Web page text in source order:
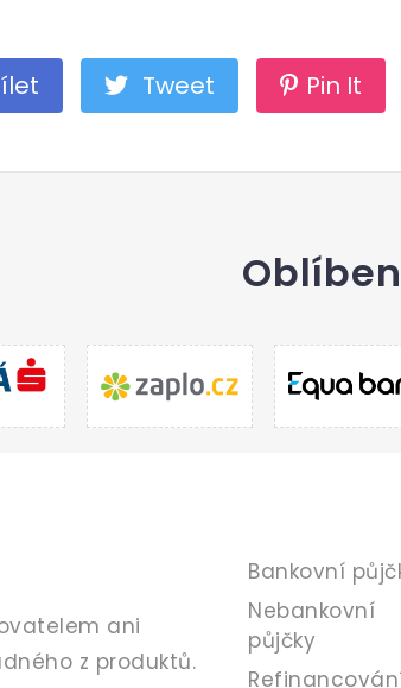
Tweet Pin It
ani
z produktů.
Bankovní
Nebankovní
půjčky